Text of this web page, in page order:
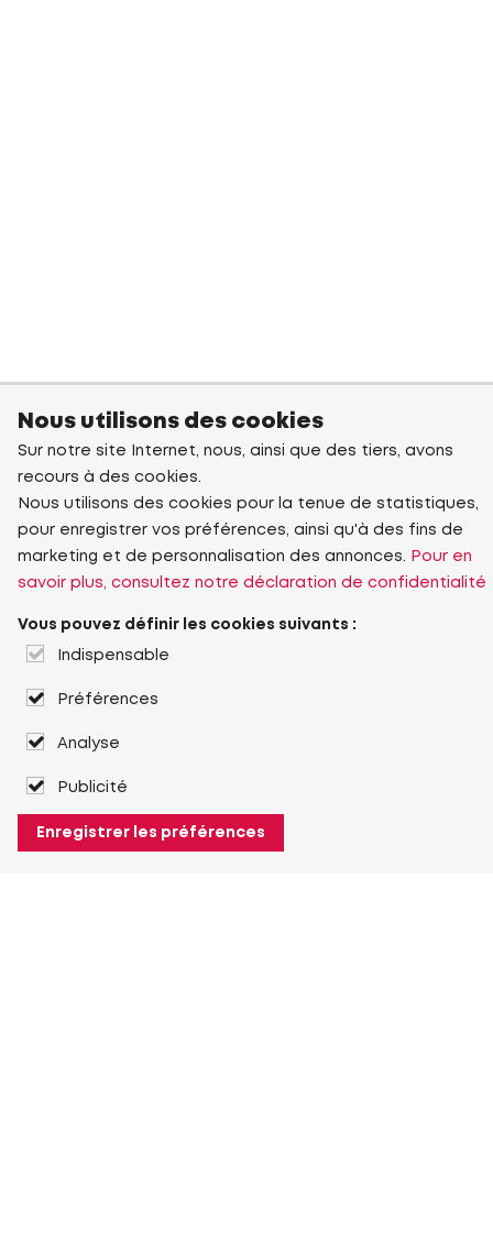
Nous utilisons des cookies
Sur notre site Internet, nous, ainsi que des tiers, avons
recours à des cookies.
Nous utilisons des cookies pour la tenue de statistiques,
pour enregistrer vos préférences, ainsi qu'à des fins de
marketing et de personnalisation des annonces.
Pour en
savoir plus, consultez notre déclaration de confidentialité
Vous pouvez définir les cookies suivants :
Indispensable
Préférences
Analyse
Publicité
Enregistrer les préférences